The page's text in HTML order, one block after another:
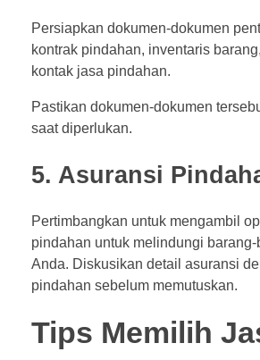
Persiapkan dokumen-dokumen
kontrak pindahan, inventaris
kontak jasa pindahan.
Pastikan dokumen-dokumen
saat diperlukan.
5. Asuransi
Pertimbangkan untuk mengambil
pindahan untuk melindungi
Anda. Diskusikan detail asuransi
pindahan sebelum memutuskan.
Tips Memilih